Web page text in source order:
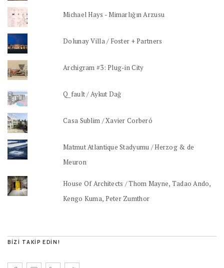
Michael Hays - Mimarlığın Arzusu
Dolunay Villa / Foster + Partners
Archigram #3: Plug-in City
Q_fault / Aykut Dağ
Casa Sublim / Xavier Corberó
Matmut Atlantique Stadyumu / Herzog & de
Meuron
House Of Architects / Thom Mayne, Tadao Ando,
Kengo Kuma, Peter Zumthor
BIZI TAKIP EDIN!